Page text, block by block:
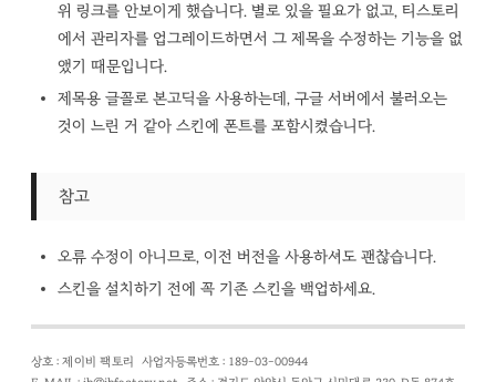
위 링크를 안보이게 했습니다. 별로 있을 필요가 없고, 티스토리
에서 관리자를 업그레이드하면서 그 제목을 수정하는 기능을 없
앴기 때문입니다.
제목용 글꼴로 본고딕을 사용하는데, 구글 서버에서 불러오는
것이 느린 거 같아 스킨에 폰트를 포함시켰습니다.
참고
오류 수정이 아니므로, 이전 버전을 사용하셔도 괜찮습니다.
스킨을 설치하기 전에 꼭 기존 스킨을 백업하세요.
상호 : 제이비 팩토리
사업자등록번호 : 189-03-00944